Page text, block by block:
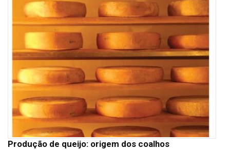
Produção de queijo: origem dos coalhos